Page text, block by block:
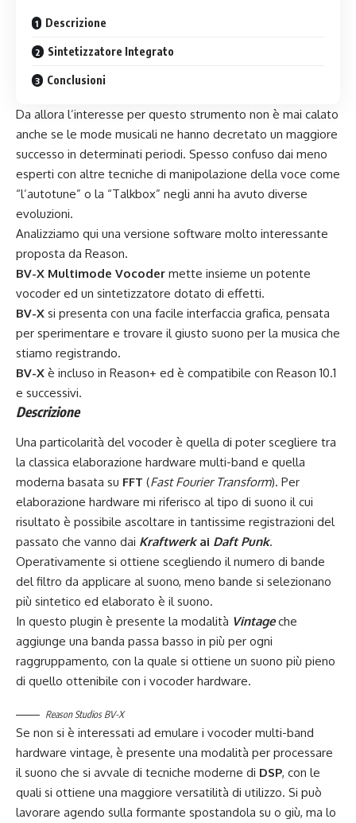
Descrizione
Sintetizzatore Integrato
Conclusioni
Da allora l’interesse per questo strumento non è mai calato
anche se le mode musicali ne hanno decretato un maggiore
successo in determinati periodi. Spesso confuso dai meno
esperti con altre tecniche di manipolazione della voce come
“l’autotune” o la “Talkbox” negli anni ha avuto diverse
evoluzioni.
Analizziamo qui una versione software molto interessante
proposta da Reason.
BV-X Multimode Vocoder mette insieme un potente
vocoder ed un sintetizzatore dotato di effetti.
BV-X si presenta con una facile interfaccia grafica, pensata
per sperimentare e trovare il giusto suono per la musica che
stiamo registrando.
BV-X è incluso in Reason+ ed è compatibile con Reason 10.1
e successivi.
Descrizione
Una particolarità del vocoder è quella di poter scegliere tra
la classica elaborazione hardware multi-band e quella
moderna basata su FFT (Fast Fourier Transform). Per
elaborazione hardware mi riferisco al tipo di suono il cui
risultato è possibile ascoltare in tantissime registrazioni del
passato che vanno dai Kraftwerk ai Daft Punk.
Operativamente si ottiene scegliendo il numero di bande
del filtro da applicare al suono, meno bande si selezionano
più sintetico ed elaborato è il suono.
In questo plugin è presente la modalità Vintageche
aggiunge una banda passa basso in più per ogni
raggruppamento, con la quale si ottiene un suono più pieno
di quello ottenibile con i vocoder hardware.
Reason Studios BV-X
Se non si è interessati ad emulare i vocoder multi-band
hardware vintage, è presente una modalità per processare
il suono che si avvale di tecniche moderne di DSP, con le
quali si ottiene una maggiore versatilità di utilizzo. Si può
lavorare agendo sulla formante spostandola su o giù, ma lo